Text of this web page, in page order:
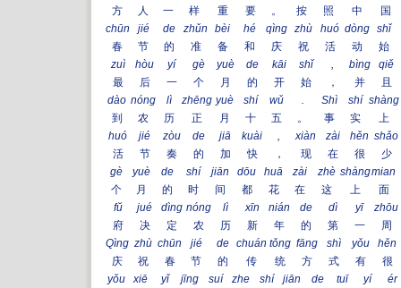
方
人 一 样 重 要 。 按 照 中
国
chūn
jié de zhǔn bèi hé qìng zhù huó dòng
shǐ
春
节 的 准 备 和 庆 祝 活 动
始
zuì
hòu yí gè yuè de kāi shǐ , bìng
qiě
最
后 一 个 月 的 开 始 ， 并
且
dào nóng lì zhēng yuè shí wǔ . Shì shí shàng
到
农 历 正 月 十 五 。 事 实
上
huó
jié zòu de jiā kuài , xiàn zài hěn shǎo
活
节 奏 的 加 快 ， 现 在 很
少
gè
yuè de shí jiān dōu huā zài zhè shàngmian
个
月 的 时 间 都 花 在 这 上
面
fŭ
jué dìng nóng lì xīn nián de dì yī
zhōu
府
决 定 农 历 新 年 的 第 一
周
Qìng zhù chūn jié de chuán tǒng fāng shì yǒu
hěn
庆
祝 春 节 的 传 统 方 式 有
很
yǒu
xiē yǐ jīng suí zhe shí jiān de tuī yí
ér